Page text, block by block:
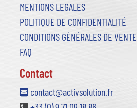
MENTIONS LEGALES
POLITIQUE DE CONFIDENTIALITÉ
CONDITIONS GÉNÉRALES DE VENTE
FAQ
Contact
contact@activsolution.fr